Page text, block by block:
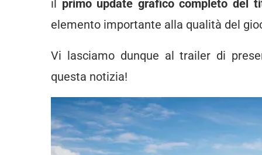
il primo update grafico completo del
elemento importante alla qualità del
Vi lasciamo dunque al trailer di
questa notizia!